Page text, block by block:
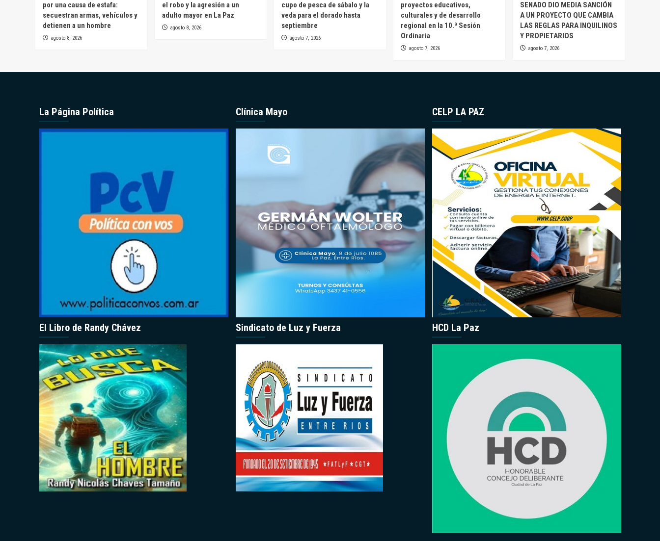
por una causa de estafa:
secuestran armas, vehículos y
detienen a un hombre
agosto 8, 2026
el robo y la agresión a un
adulto mayor en La Paz
agosto 8, 2026
cupo de pesca de sábalo y la
veda para el dorado hasta
septiembre
agosto 7, 2026
proyectos educativos,
culturales y de desarrollo
regional en la 10.ª Sesión
Ordinaria
agosto 7, 2026
SENADO DIO MEDIA SANCIÓN
A UN PROYECTO QUE CAMBIA
LAS REGLAS PARA INQUILINOS
Y PROPIETARIOS
agosto 7, 2026
La Página Política
El Libro de Randy Chávez
Clínica Mayo
Sindicato de Luz y Fuerza
CELP LA PAZ
HCD La Paz